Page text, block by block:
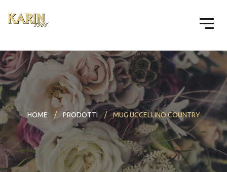
HOME PRODOTTI MUG UCCELLINO COUNTRY